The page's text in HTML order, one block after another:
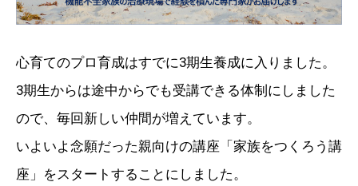
心育てのプロ育成はすでに3期生養成に入りました。
3期生からは途中からでも受講できる体制にしました
ので、毎回新しい仲間が増えています。
いよいよ念願だった親向けの講座「家族をつくろう講
座」をスタートすることにしました。